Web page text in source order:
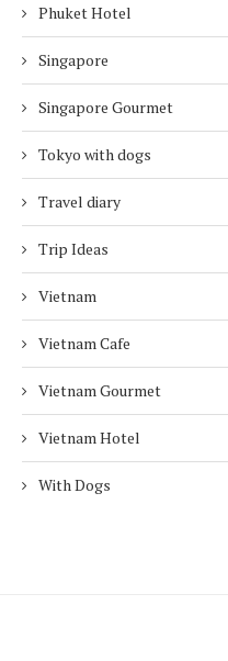
Phuket Hotel
Singapore
Singapore Gourmet
Tokyo with dogs
Travel diary
Trip Ideas
Vietnam
Vietnam Cafe
Vietnam Gourmet
Vietnam Hotel
With Dogs